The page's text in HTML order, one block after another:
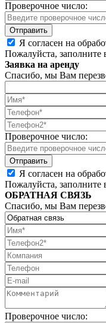
Проверочное число:
Я согласен на
Пожалуйста, заполните
Заявка на аренду
Спасибо, мы Вам
Проверочное число:
Я согласен на
Пожалуйста, заполните
ОБРАТНАЯ СВЯЗЬ
Спасибо, мы Вам
Проверочное число: